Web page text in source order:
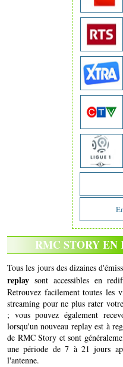
RMC STORY EN
Tous les jours des dizaines
replay sont accessibles en
Retrouvez facilement toutes les
streaming pour ne plus rater
; vous pouvez également
lorsqu'un nouveau replay est à
de RMC Story et sont
une période de 7 à 21 jours
l'antenne.